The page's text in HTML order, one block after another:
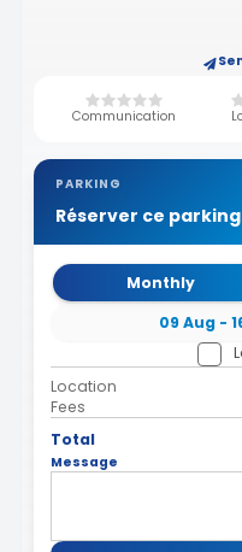
Communication
PARKING
Réserver ce parking
Monthly
09 Aug -
Location
Fees
Total
Message